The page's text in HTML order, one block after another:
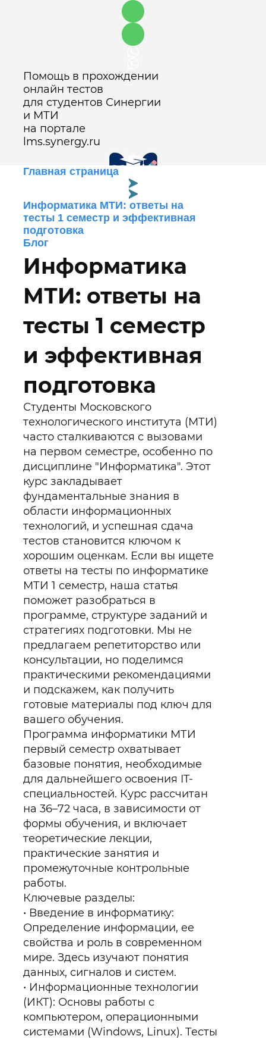
Помощь в прохождении
онлайн тестов
для студентов Синергии
и МТИ
на портале
lms.synergy.ru
Оставить заявку
Главная страница
Информатика МТИ: ответы на
тесты 1 семестр и эффективная
подготовка
Блог
Информатика
МТИ: ответы на
тесты 1 семестр
и эффективная
подготовка
Студенты Московского
технологического института (МТИ)
часто сталкиваются с вызовами
на первом семестре, особенно по
дисциплине "Информатика". Этот
курс закладывает
фундаментальные знания в
области информационных
технологий, и успешная сдача
тестов становится ключом к
хорошим оценкам. Если вы ищете
ответы на тесты по информатике
МТИ 1 семестр, наша статья
поможет разобраться в
программе, структуре заданий и
стратегиях подготовки. Мы не
предлагаем репетиторство или
консультации, но поделимся
практическими рекомендациями
и подскажем, как получить
готовые материалы под ключ для
вашего обучения.
Программа информатики МТИ
первый семестр охватывает
базовые понятия, необходимые
для дальнейшего освоения IT-
специальностей. Курс рассчитан
на 36–72 часа, в зависимости от
формы обучения, и включает
теоретические лекции,
практические занятия и
промежуточные контрольные
работы.
Ключевые разделы:
Введение в информатику:
Определение информации, ее
свойства и роль в современном
мире. Здесь изучают понятия
данных, сигналов и систем.
Информационные технологии
(ИКТ): Основы работы с
компьютером, операционными
системами (Windows, Linux). Тесты